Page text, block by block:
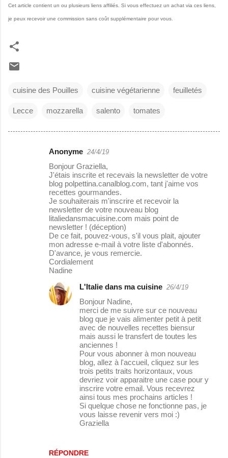
Cet article contient un ou plusieurs liens affiliés. Si vous effectuez un achat via ces liens,
je peux recevoir une commission sans coût supplémentaire pour vous.
cuisine des Pouilles cuisine végétarienne feuilletés
Lecce mozzarella salento tomates
Anonyme 24/4/19
Bonjour Graziella,
J'étais inscrite et recevais la newsletter de votre
blog polpettina.canalblog.com, tant j'aime vos
recettes gourmandes.
Je souhaiterais m'inscrire et recevoir la
newsletter de votre nouveau blog
litaliedansmacuisine.com mais point de
newsletter ! (déception)
De ce fait, pouvez-vous, s'il vous plait, ajouter
mon adresse e-mail à votre liste d'abonnés.
D'avance, je vous remercie.
Cordialement
Nadine
RÉPONDRE
L'Italie dans ma cuisine 26/4/19
Bonjour Nadine,
merci de me suivre sur ce nouveau
blog que je vais alimenter petit à petit
avec de nouvelles recettes biensur
mais aussi le transfert de toutes les
anciennes !
Pour vous abonner à mon nouveau
blog, allez à l'accueil, cliquez sur les
trois petits traits horizontaux, vous
devriez voir apparaitre une case pour y
inscrire votre email. Vous recevrez
ainsi tous mes prochains articles !
Si quelque chose ne fonctionne pas, je
vous laisse revenir vers moi :)
Graziella